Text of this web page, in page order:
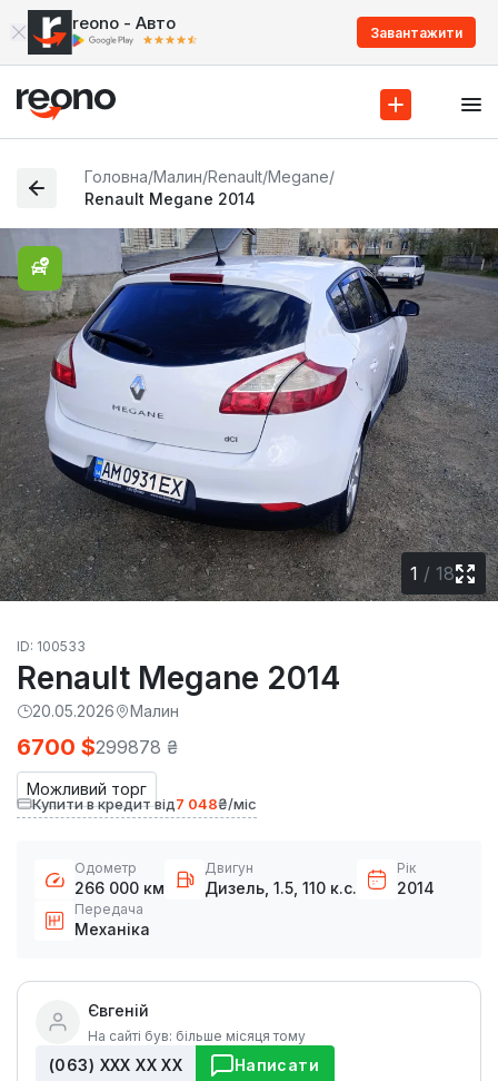
reono - Авто Завантажити
Головна/Малин/Renault/Megane/
Renault Megane 2014
1 / 18
ID: 100533
Renault Megane 2014
20.05.2026 Малин
Можливий торг
6700 $299878 ₴
Купити в кредит від7 048₴/міс
Одометр
266 000 км
Двигун
Дизель, 1.5, 110 к.с.
Рік
2014
Передача
Механіка
Євгеній
На сайті був: більше місяця тому
(063) ХХХ ХХ ХХ Написати